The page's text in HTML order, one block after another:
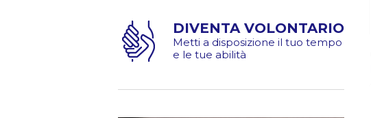
DIVENTA VOLONTARIO
Metti a disposizione il tuo tempo
e le tue abilità